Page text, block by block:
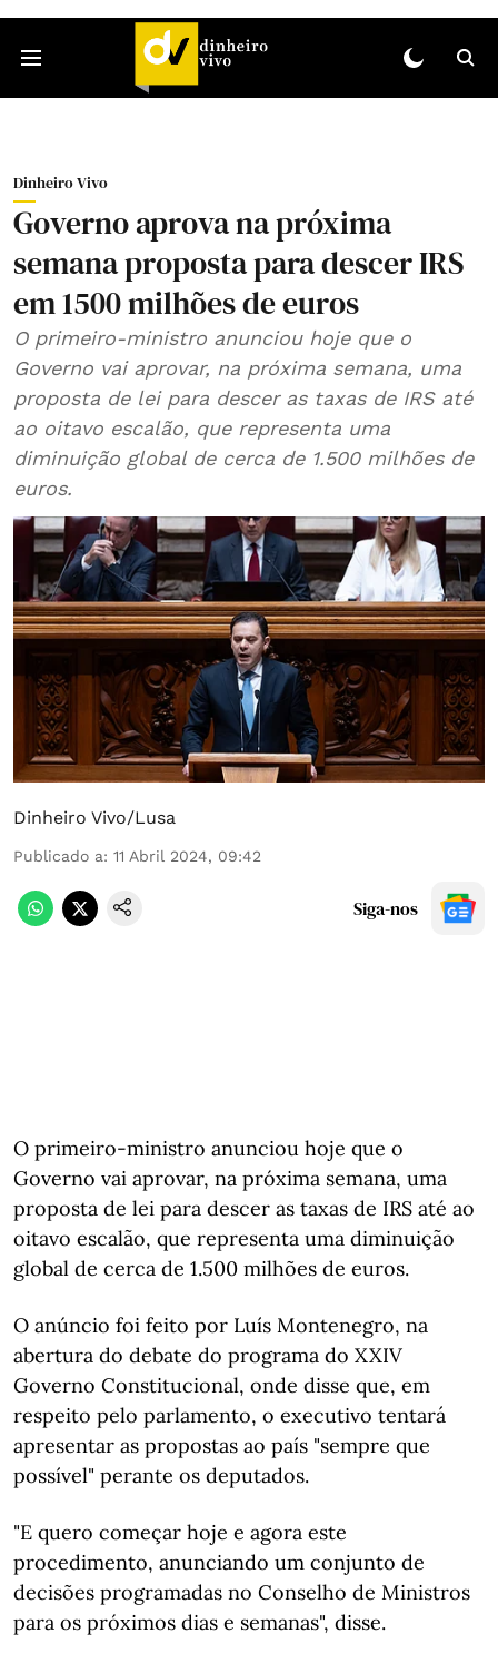
Dinheiro Vivo
Governo aprova na próxima
semana proposta para descer IRS
em 1500 milhões de euros
O primeiro-ministro anunciou hoje que o
Governo vai aprovar, na próxima semana, uma
proposta de lei para descer as taxas de IRS até
ao oitavo escalão, que representa uma
diminuição global de cerca de 1.500 milhões de
euros.
Dinheiro Vivo/Lusa
Publicado a: 11 Abril 2024, 09:42
Siga-nos
O primeiro-ministro anunciou hoje que o
Governo vai aprovar, na próxima semana, uma
proposta de lei para descer as taxas de IRS até ao
oitavo escalão, que representa uma diminuição
global de cerca de 1.500 milhões de euros.
O anúncio foi feito por Luís Montenegro, na
abertura do debate do programa do XXIV
Governo Constitucional, onde disse que, em
respeito pelo parlamento, o executivo tentará
apresentar as propostas ao país "sempre que
possível" perante os deputados.
"E quero começar hoje e agora este
procedimento, anunciando um conjunto de
decisões programadas no Conselho de Ministros
para os próximos dias e semanas", disse.